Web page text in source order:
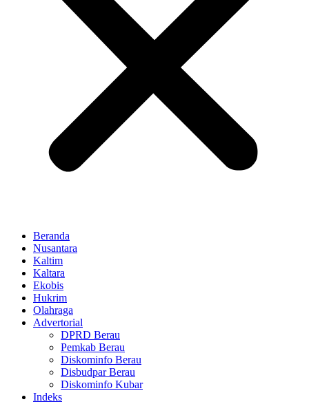
Beranda
Nusantara
Kaltim
Kaltara
Ekobis
Hukrim
Olahraga
Advertorial
DPRD Berau
Pemkab Berau
Diskominfo Berau
Disbudpar Berau
Diskominfo Kubar
Indeks